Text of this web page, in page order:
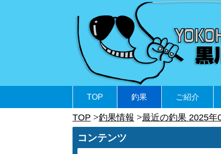
TOP 釣果 ご紹介
TOP 釣果情報 最近の釣果 2025年
コンテンツ